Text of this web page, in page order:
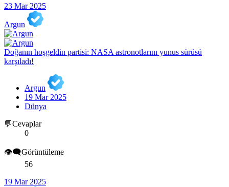
23 Mar 2025
Argun
Doğanın hoşgeldin partisi: NASA astronotlarını yunus sürüsü
karşıladı!
Argun
19 Mar 2025
Dünya
💬Cevaplar
0
👁️‍🗨️Görüntüleme
56
19 Mar 2025